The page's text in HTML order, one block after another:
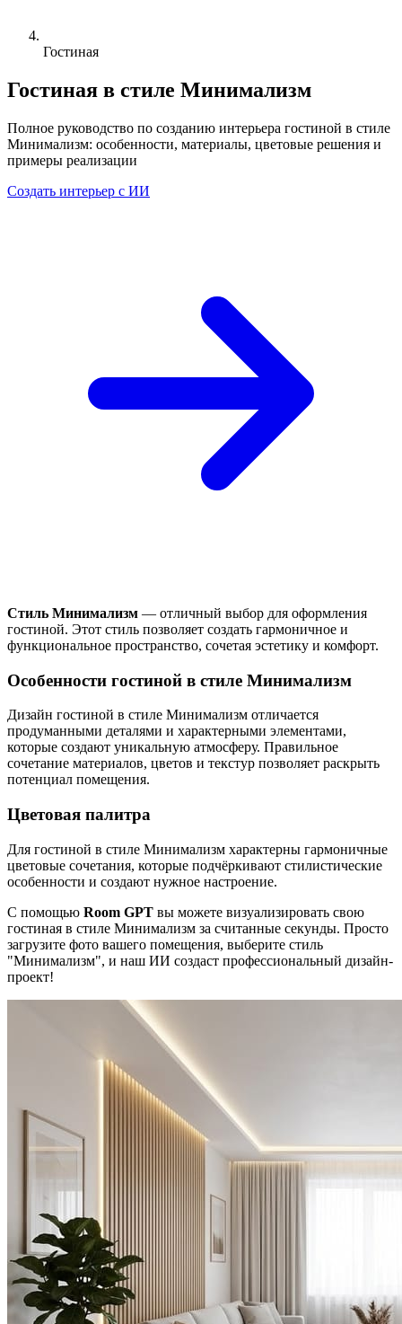
Гостиная
Гостиная в стиле Минимализм
Полное руководство по созданию интерьера гостиной в стиле
Минимализм: особенности, материалы, цветовые решения и
примеры реализации
Создать интерьер с ИИ
Стиль Минимализм — отличный выбор для оформления
гостиной. Этот стиль позволяет создать гармоничное и
функциональное пространство, сочетая эстетику и комфорт.
Особенности гостиной в стиле Минимализм
Дизайн гостиной в стиле Минимализм отличается
продуманными деталями и характерными элементами,
которые создают уникальную атмосферу. Правильное
сочетание материалов, цветов и текстур позволяет раскрыть
потенциал помещения.
Цветовая палитра
Для гостиной в стиле Минимализм характерны гармоничные
цветовые сочетания, которые подчёркивают стилистические
особенности и создают нужное настроение.
С помощью Room GPT вы можете визуализировать свою
гостиная в стиле Минимализм за считанные секунды. Просто
загрузите фото вашего помещения, выберите стиль
"Минимализм", и наш ИИ создаст профессиональный дизайн-
проект!